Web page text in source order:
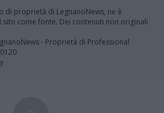
di proprietà di LegnanoNews, ne è
come fonte. Dei contenuti non originali
- Proprietà di Professional